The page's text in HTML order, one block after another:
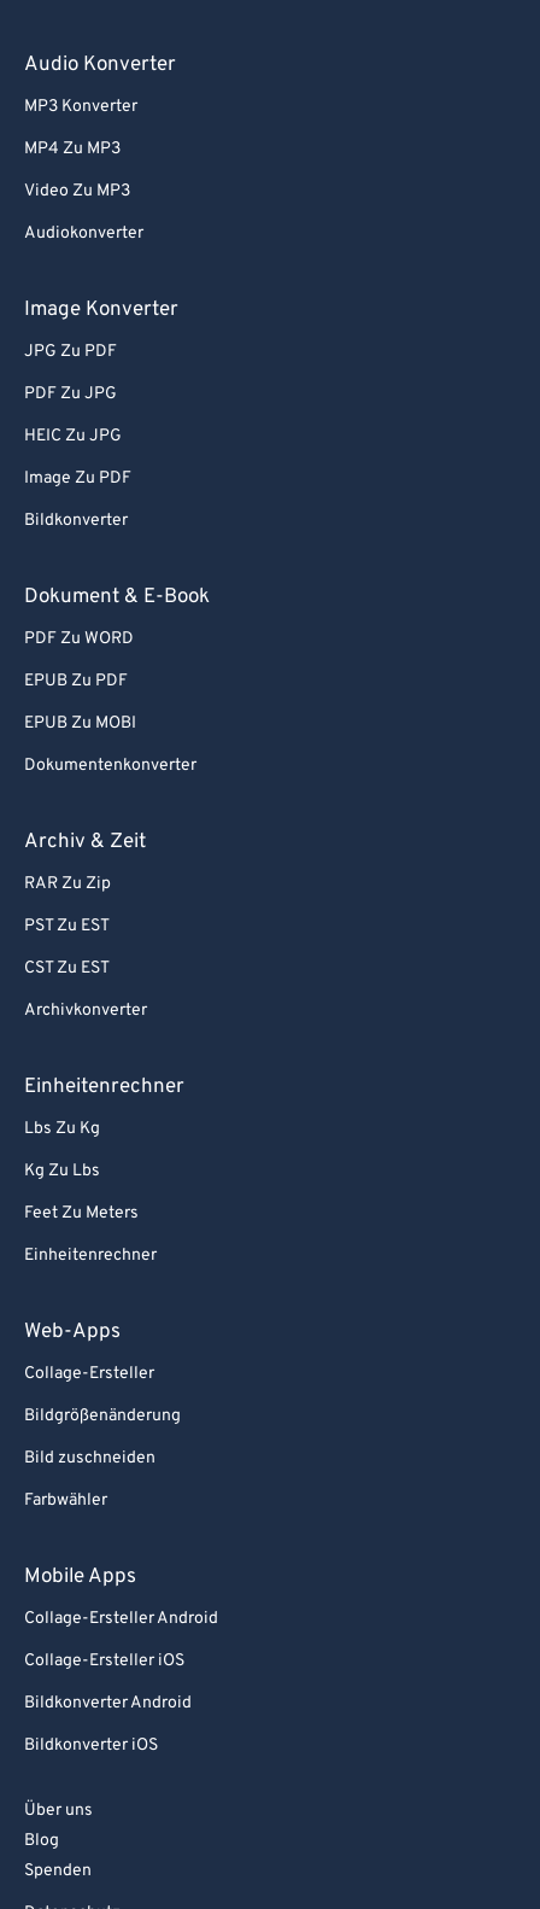
Audio Konverter
MP3 Konverter
MP4 Zu MP3
Video Zu MP3
Audiokonverter
Image Konverter
JPG Zu PDF
PDF Zu JPG
HEIC Zu JPG
Image Zu PDF
Bildkonverter
Dokument & E-Book
PDF Zu WORD
EPUB Zu PDF
EPUB Zu MOBI
Dokumentenkonverter
Archiv & Zeit
RAR Zu Zip
PST Zu EST
CST Zu EST
Archivkonverter
Einheitenrechner
Lbs Zu Kg
Kg Zu Lbs
Feet Zu Meters
Einheitenrechner
Web-Apps
Collage-Ersteller
Bildgrößenänderung
Bild zuschneiden
Farbwähler
Mobile Apps
Collage-Ersteller Android
Collage-Ersteller iOS
Bildkonverter Android
Bildkonverter iOS
Über uns
Blog
Spenden